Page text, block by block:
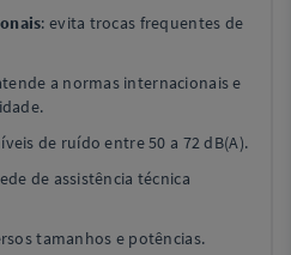
: evita trocas frequentes de
a normas internacionais e
de ruído entre 50 a 72 dB(A).
de assistência técnica
tamanhos e potências.